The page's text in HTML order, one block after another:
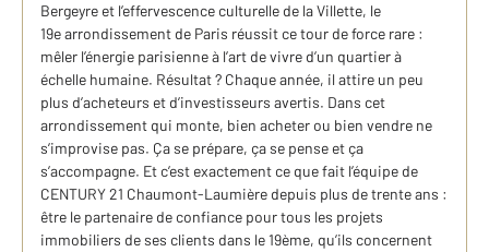
Bergeyre et l’effervescence culturelle de la Villette, le
19e arrondissement de Paris réussit ce tour de force rare :
mêler l’énergie parisienne à l’art de vivre d’un quartier à
échelle humaine. Résultat ? Chaque année, il attire un peu
plus d’acheteurs et d’investisseurs avertis. Dans cet
arrondissement qui monte, bien acheter ou bien vendre ne
s’improvise pas. Ça se prépare, ça se pense et ça
s’accompagne. Et c’est exactement ce que fait l’équipe de
CENTURY 21 Chaumont-Laumière depuis plus de trente ans :
être le partenaire de confiance pour tous les projets
immobiliers de ses clients dans le 19ème, qu’ils concernent